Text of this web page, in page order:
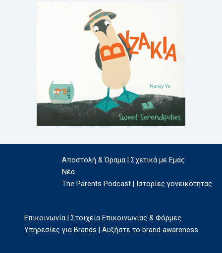
Αποστολή & Όραμα | Σχετικά με Εμάς
Νέα
The Parents Podcast | Ιστορίες γονεϊκότητας
Επικοινωνία | Στοιχεία Επικοινωνίας & Φόρμες
Υπηρεσίες για Brands | Αυξήστε το brand awareness